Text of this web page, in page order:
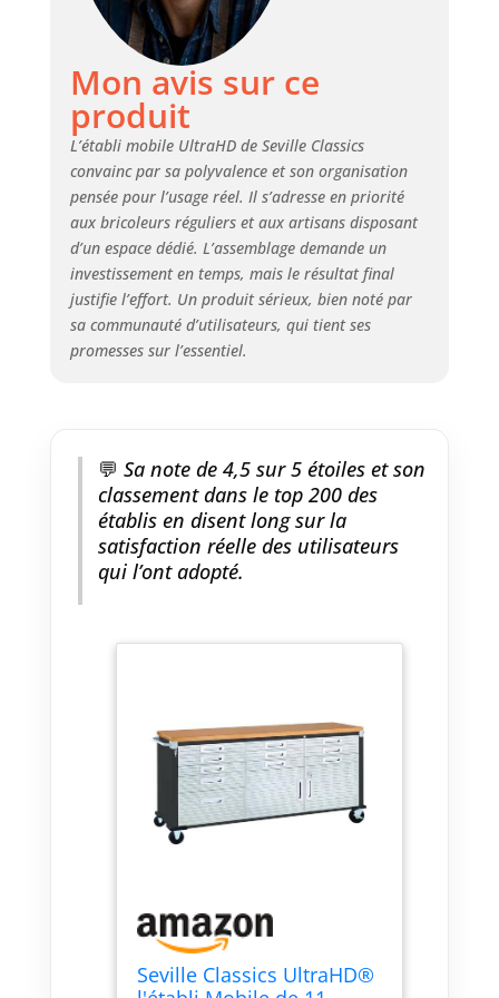
quatre hauteurs prédéfinies.
CONCEPTION MOBILE – Quatre
roues robustes de 12,7 cm et
deux poignées en acier
inoxydable pour une mobilité
aisée. CAPACITÉ DE CHARGE –
Capacité totale : 227 kg (13,6 kg
par tiroir).
Mon avis sur ce
produit
L’établi mobile UltraHD de Seville Classics
convainc par sa polyvalence et son organisation
pensée pour l’usage réel. Il s’adresse en priorité
aux bricoleurs réguliers et aux artisans disposant
d’un espace dédié. L’assemblage demande un
investissement en temps, mais le résultat final
justifie l’effort. Un produit sérieux, bien noté par
sa communauté d’utilisateurs, qui tient ses
promesses sur l’essentiel.
💬 Sa note de 4,5 sur 5 étoiles et son
classement dans le top 200 des
établis en disent long sur la
satisfaction réelle des utilisateurs
qui l’ont adopté.
Seville Classics UltraHD®